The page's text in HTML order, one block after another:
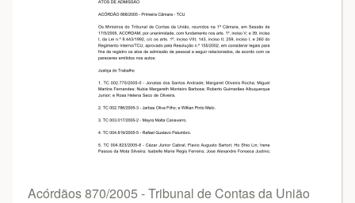
Acórdãos 870/2005 - Tribunal de Contas da União